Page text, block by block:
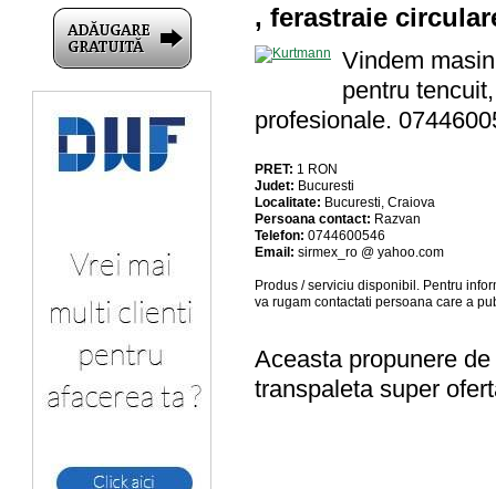
, ferastraie
Vindem
pentru
profesionale.
PRET: 1 RON
Judet: Bucuresti
Localitate: Bucuresti, Craiova
Persoana contact: Razvan
Telefon: 0744600546
Email: sirmex_ro @ yahoo.com
Produs / serviciu disponibil . Pentru
va rugam contactati persoana care a
Aceasta propunere
transpaleta super